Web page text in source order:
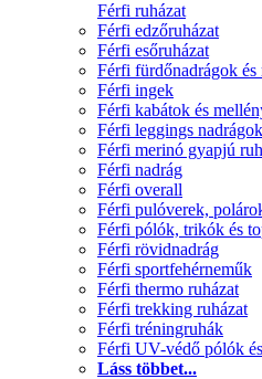
Férfi ruházat
Férfi edzőruházat
Férfi esőruházat
Férfi fürdőnadrágok
Férfi ingek
Férfi kabátok és
Férfi leggings nadrágok
Férfi merinó gyapjú
Férfi nadrág
Férfi overall
Férfi pulóverek,
Férfi pólók, trikók és
Férfi rövidnadrág
Férfi sportfehérneműk
Férfi thermo ruházat
Férfi trekking ruházat
Férfi tréningruhák
Férfi UV-védő pólók
Láss többet...